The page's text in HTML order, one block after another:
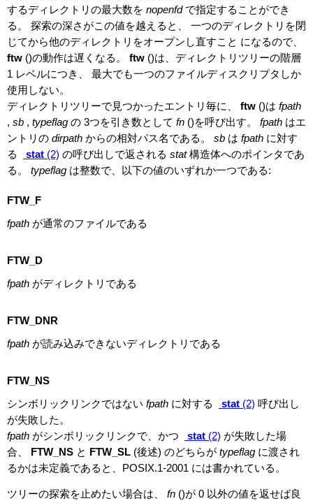
するディレクトリの最大数を nopenfdで指定することができ
る。 探索の深さがこの値を越えると、 一つのディレクトリを閉
じてから他のディレクトリをオープンし直すこと になるので、
ftw ()の動作は遅くなる。 ftw ()は、ディレクトリツリーの階層
1 レベルにつき、 最大でも一つのファイルディスクリプタしか
使用しない。
ディレクトリツリーで見つかったエントリ毎に、 ftw ()は fpath
, sb , typeflag の 3つを引き数として fn ()を呼び出す。 fpath はエ
ントリの dirpath からの相対パス名である。 sb は fpath に対す
る
stat (2) の呼び出しで返される stat構造体へのポインタであ
る。 typeflag は整数で、以下の値のいずれか一つである:
FTW_F
fpath が通常のファイルである
FTW_D
fpath がディレクトリである
FTW_DNR
fpath が読み込みできないディレクトリである
FTW_NS
シンボリックリンクではない fpath に対する stat (2) 呼び出し
が失敗した。
fpath がシンボリックリンクで、かつ stat (2) が失敗した場
合、 FTW_NS と FTW_SL (後述) のどちらが typeflag に渡され
るかは未定義であると、POSIX.1-2001 には書かれている。
ツリーの探索を止めたい場合は、 fn ()が 0 以外の値を返せば良